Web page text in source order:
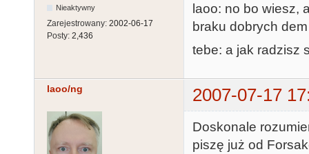
Nieaktywny
Zarejestrowany: 2002-06-17
Posty: 2,436
laoo: no bo wiesz,
braku dobrych
tebe: a jak radzisz
laoo/ng 2007-07-17
Doskonale
piszę już od